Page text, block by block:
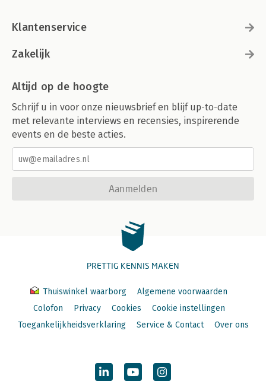
Klantenservice
Zakelijk
Altijd op de hoogte
Schrijf u in voor onze nieuwsbrief en blijf up-to-date
met relevante interviews en recensies, inspirerende
events en de beste acties.
Aanmelden
PRETTIG KENNIS MAKEN
Thuiswinkel waarborg
Algemene voorwaarden
Colofon
Privacy Cookies
Cookie instellingen
Toegankelijkheidsverklaring
Service & Contact Over ons